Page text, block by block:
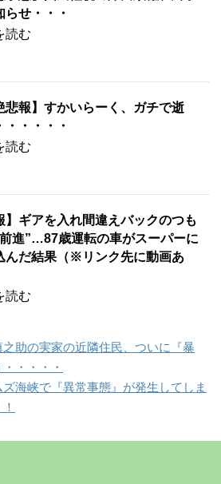
らせ・・・
読む
悲報】すかいらーく、ガチで逝
・・・・・
読む
】ギアを入れ間違えバックのつも
進”…87歳運転の車がスーパーに
んだ結果（※リンク先に動画あ
読む
之助の実家の近隣住民、ついに『暴
・・・・
ズ海峡で『異常事態』が発生してしま